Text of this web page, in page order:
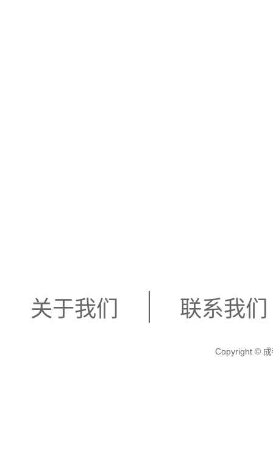
关于我们 联系我们
Copyright © 成